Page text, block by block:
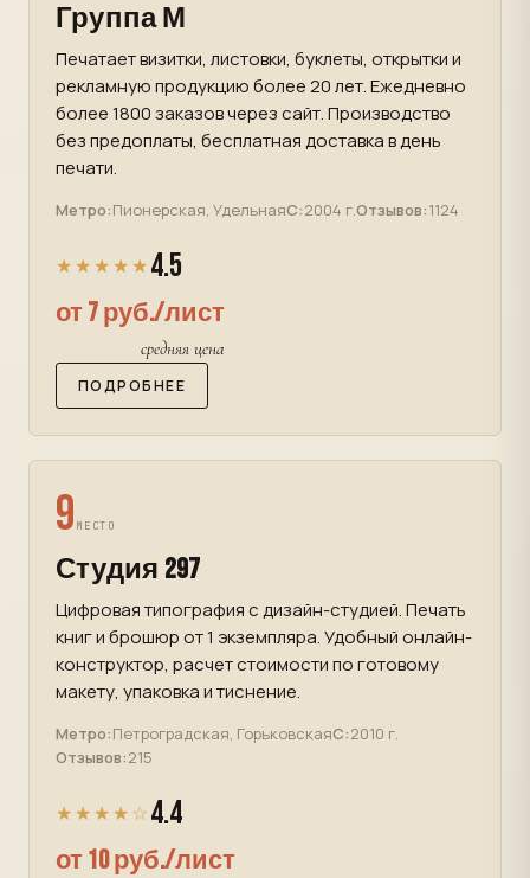
Группа М
Печатает визитки, листовки, буклеты, открытки и
рекламную продукцию более 20 лет. Ежедневно
более 1800 заказов через сайт. Производство
без предоплаты, бесплатная доставка в день
печати.
Метро:Пионерская, УдельнаяС:2004 г.Отзывов:1124
★★★★★ 4.5
от 7 руб./лист
средняя цена
ПОДРОБНЕЕ
9 МЕСТО
Студия 297
Цифровая типография с дизайн-студией. Печать
книг и брошюр от 1 экземпляра. Удобный онлайн-
конструктор, расчет стоимости по готовому
макету, упаковка и тиснение.
Метро:Петроградская, ГорьковскаяС:2010 г.
Отзывов:215
★★★★☆ 4.4
от 10 руб./лист